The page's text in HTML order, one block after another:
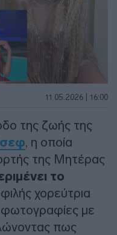
11.05.2026 | 16:00
της ζωής της
, η οποία
της Μητέρας
το
χορεύτρια
φωτογραφίες με
πως